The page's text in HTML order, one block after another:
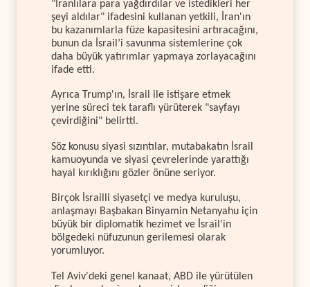
"İranlılara para yağdırdılar ve istedikleri her
şeyi aldılar" ifadesini kullanan yetkili, İran'ın
bu kazanımlarla füze kapasitesini artıracağını,
bunun da İsrail’i savunma sistemlerine çok
daha büyük yatırımlar yapmaya zorlayacağını
ifade etti.
Ayrıca Trump'ın, İsrail ile istişare etmek
yerine süreci tek taraflı yürüterek "sayfayı
çevirdiğini" belirtti.
Söz konusu siyasi sızıntılar, mutabakatın İsrail
kamuoyunda ve siyasi çevrelerinde yarattığı
hayal kırıklığını gözler önüne seriyor.
Birçok İsrailli siyasetçi ve medya kuruluşu,
anlaşmayı Başbakan Binyamin Netanyahu için
büyük bir diplomatik hezimet ve İsrail'in
bölgedeki nüfuzunun gerilemesi olarak
yorumluyor.
Tel Aviv'deki genel kanaat, ABD ile yürütülen